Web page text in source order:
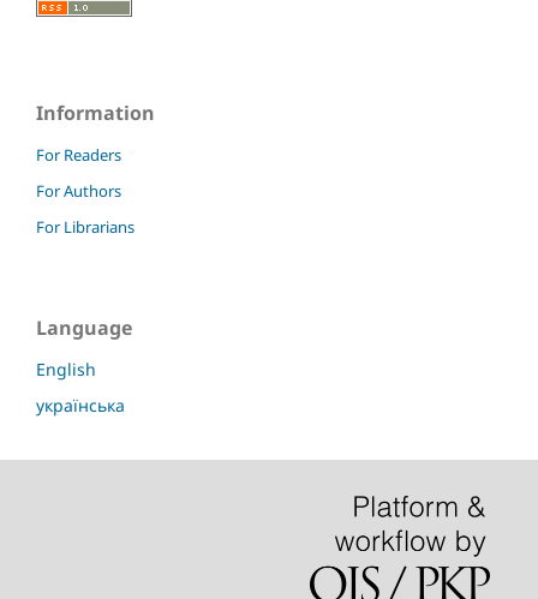
Information
For Readers
For Authors
For Librarians
Language
English
українська